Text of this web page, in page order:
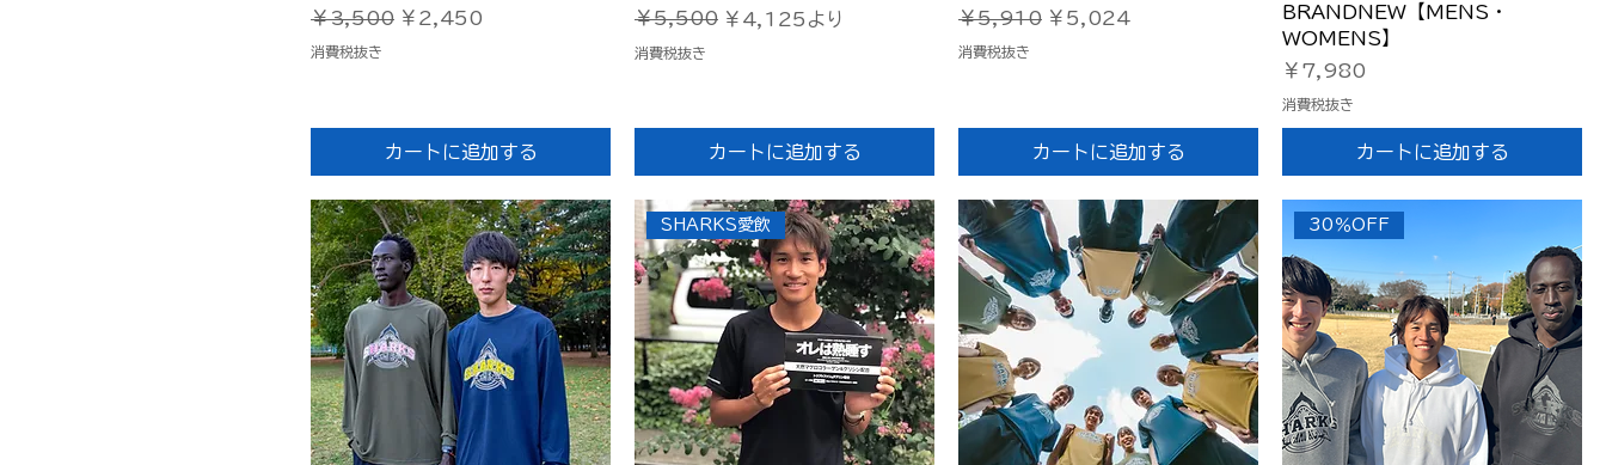
通常価格
￥3,500 セール価格
￥2,450
消費税抜き
カートに追加する
通常価格
￥5,500 ￥4,125 より
セール価格
消費税抜き
カートに追加する
通常価格
￥5,910 セール価格
￥5,024
消費税抜き
カートに追加する
BRANDNEW【MENS・
WOMENS】
価格
￥7,980
消費税抜き
カートに追加する
SHARKS愛飲 30％OFF